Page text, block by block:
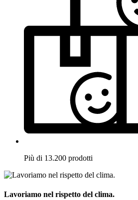
Più di 13.200 prodotti
Lavoriamo nel rispetto del clima.